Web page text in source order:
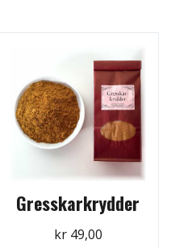
Gresskarkrydder
kr49,00